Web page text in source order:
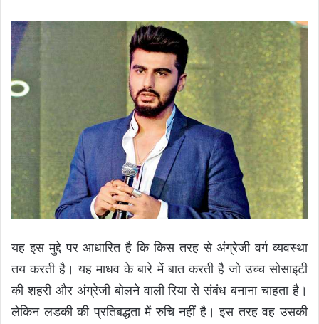
यह इस मुद्दे पर आधारित है कि किस तरह से अंग्रेजी वर्ग व्यवस्था
तय करती है। यह माधव के बारे में बात करती है जो उच्च सोसाइटी
की शहरी और अंग्रेजी बोलने वाली रिया से संबंध बनाना चाहता है।
लेकिन लडकी की प्रतिबद्धता में रुचि नहीं है। इस तरह वह उसकी